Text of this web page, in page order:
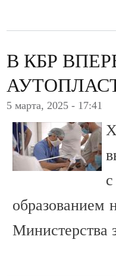
В КБР
5 марта, 2025 - 17:41
образованием
Министерства